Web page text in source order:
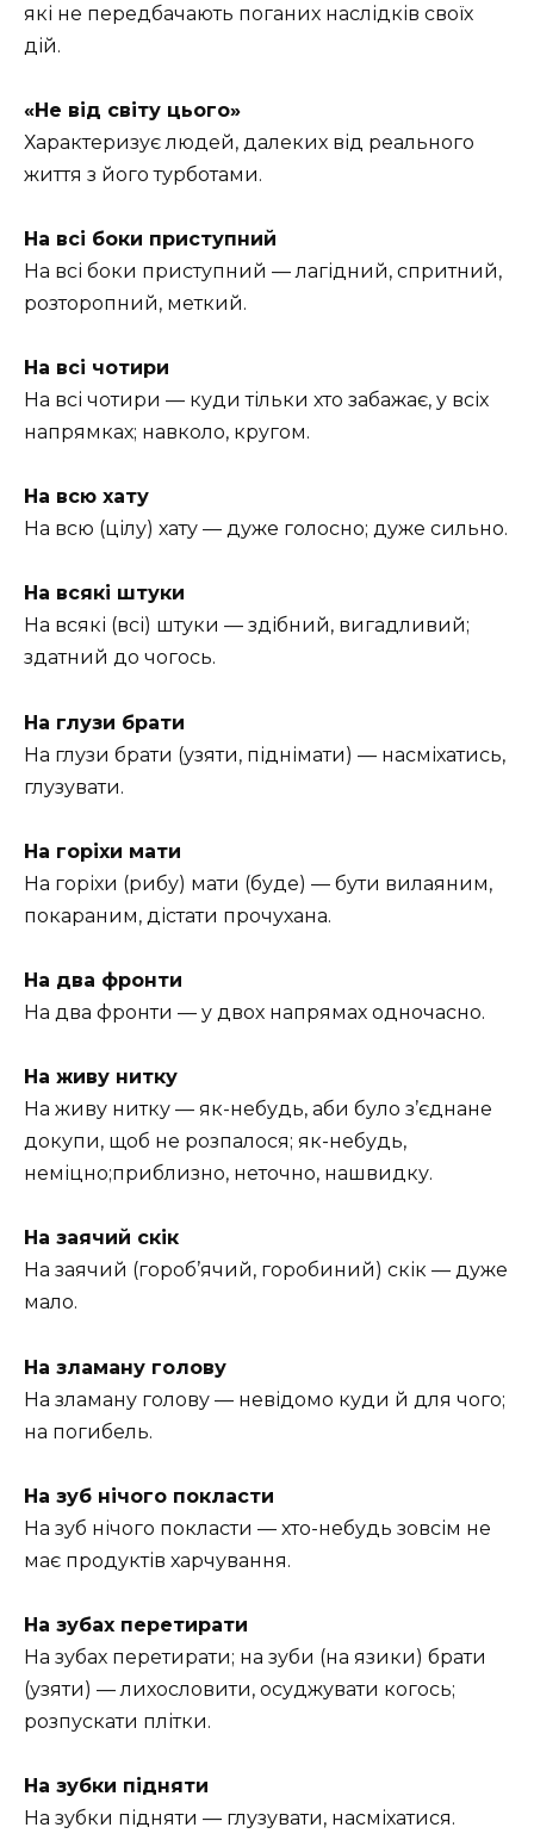
які не передбачають поганих наслідків своїх
дій.
«Не від світу цього»
Характеризує людей, далеких від реального
життя з його турботами.
На всі боки приступний
На всі боки приступний — лагідний, спритний,
розторопний, меткий.
На всі чотири
На всі чотири — куди тільки хто забажає, у всіх
напрямках; навколо, кругом.
На всю хату
На всю (цілу) хату — дуже голосно; дуже сильно.
На всякі штуки
На всякі (всі) штуки — здібний, вигадливий;
здатний до чогось.
На глузи брати
На глузи брати (узяти, піднімати) — насміхатись,
глузувати.
На горіхи мати
На горіхи (рибу) мати (буде) — бути вилаяним,
покараним, дістати прочухана.
На два фронти
На два фронти — у двох напрямах одночасно.
На живу нитку
На живу нитку — як-небудь, аби було з’єднане
докупи, щоб не розпалося; як-небудь,
неміцно;приблизно, неточно, нашвидку.
На заячий скік
На заячий (гороб’ячий, горобиний) скік — дуже
мало.
На зламану голову
На зламану голову — невідомо куди й для чого;
на погибель.
На зуб нічого покласти
На зуб нічого покласти — хто-небудь зовсім не
має продуктів харчування.
На зубах перетирати
На зубах перетирати; на зуби (на язики) брати
(узяти) — лихословити, осуджувати когось;
розпускати плітки.
На зубки підняти
На зубки підняти — глузувати, насміхатися.